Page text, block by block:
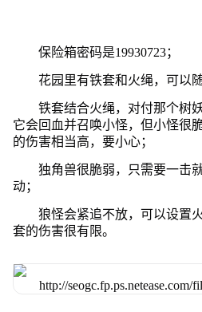
保险箱密码是19930723；
花园里有铁套和火绳，可以
铁套结合火绳，对付那个树
它会回血并召唤小怪，但小怪很
的伤害相当高，要小心；
独角兽很脆弱，只需要一击
动；
狼怪会紧追不放，可以设置
套的伤害很有限。